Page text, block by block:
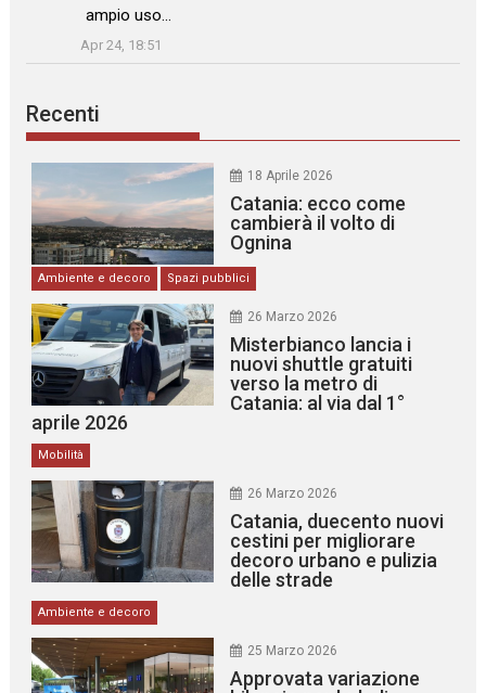
ampio uso…
”
Apr 24, 18:51
Recenti
18 Aprile 2026
Catania: ecco come
cambierà il volto di
Ognina
Ambiente e decoro Spazi pubblici
26 Marzo 2026
Misterbianco lancia i
nuovi shuttle gratuiti
verso la metro di
Catania: al via dal 1°
aprile 2026
Mobilità
26 Marzo 2026
Catania, duecento nuovi
cestini per migliorare
decoro urbano e pulizia
delle strade
Ambiente e decoro
25 Marzo 2026
Approvata variazione